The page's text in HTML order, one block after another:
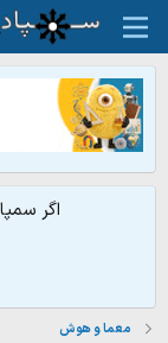
اگر
معما و هوش